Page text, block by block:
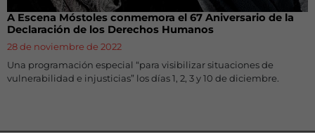
A Escena Móstoles conmemora el 67 Aniversario de la
Declaración de los Derechos Humanos
28 de noviembre de 2022
Una programación especial “para visibilizar situaciones de
vulnerabilidad e injusticias” los días 1, 2, 3 y 10 de diciembre.